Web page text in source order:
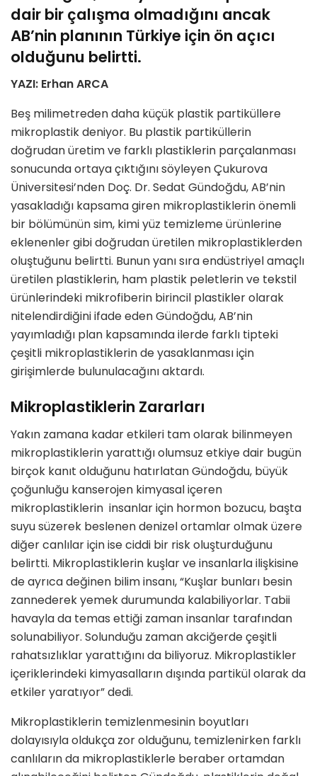
dair bir çalışma olmadığını ancak
AB’nin planının Türkiye için ön açıcı
olduğunu belirtti.
YAZI: Erhan ARCA
Beş milimetreden daha küçük plastik partiküllere
mikroplastik deniyor. Bu plastik partiküllerin
doğrudan üretim ve farklı plastiklerin parçalanması
sonucunda ortaya çıktığını söyleyen Çukurova
Üniversitesi’nden Doç. Dr. Sedat Gündoğdu, AB’nin
yasakladığı kapsama giren mikroplastiklerin önemli
bir bölümünün sim, kimi yüz temizleme ürünlerine
eklenenler gibi doğrudan üretilen mikroplastiklerden
oluştuğunu belirtti. Bunun yanı sıra endüstriyel amaçlı
üretilen plastiklerin, ham plastik peletlerin ve tekstil
ürünlerindeki mikrofiberin birincil plastikler olarak
nitelendirdiğini ifade eden Gündoğdu, AB’nin
yayımladığı plan kapsamında ilerde farklı tipteki
çeşitli mikroplastiklerin de yasaklanması için
girişimlerde bulunulacağını aktardı.
Mikroplastiklerin Zararları
Yakın zamana kadar etkileri tam olarak bilinmeyen
mikroplastiklerin yarattığı olumsuz etkiye dair bugün
birçok kanıt olduğunu hatırlatan Gündoğdu, büyük
çoğunluğu kanserojen kimyasal içeren
mikroplastiklerin insanlar için hormon bozucu, başta
suyu süzerek beslenen denizel ortamlar olmak üzere
diğer canlılar için ise ciddi bir risk oluşturduğunu
belirtti. Mikroplastiklerin kuşlar ve insanlarla ilişkisine
de ayrıca değinen bilim insanı, “Kuşlar bunları besin
zannederek yemek durumunda kalabiliyorlar. Tabii
havayla da temas ettiği zaman insanlar tarafından
solunabiliyor. Solunduğu zaman akciğerde çeşitli
rahatsızlıklar yarattığını da biliyoruz. Mikroplastikler
içeriklerindeki kimyasalların dışında partikül olarak da
etkiler yaratıyor” dedi.
Mikroplastiklerin temizlenmesinin boyutları
dolayısıyla oldukça zor olduğunu, temizlenirken farklı
canlıların da mikroplastiklerle beraber ortamdan